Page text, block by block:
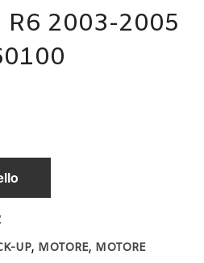
R6 2003-2005
UP, MOTORE, MOTORE